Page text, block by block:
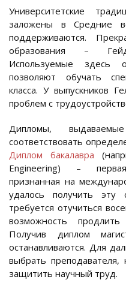
Университетские
заложены в Средние
поддерживаются.
образования –
Используемые здесь
позволяют обучать
класса. У выпускников
проблем с
Дипломы,
соответствовать
Диплом бакалавра
Engineering) –
признанная на
удалось получить эту
требуется отучиться
возможность
Получив диплом
останавливаются. Для
выбрать
защитить научный труд.